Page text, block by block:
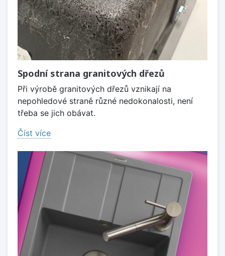
Spodní strana granitových dřezů
Při výrobě granitových dřezů vznikají na
nepohledové straně různé nedokonalosti, není
třeba se jich obávat.
Číst více